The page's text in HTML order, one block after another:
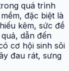
quá trình
đặc biệt là
kẽm, sức đề
dẫn đến
cơ hội sinh sôi
đau rát, sưng